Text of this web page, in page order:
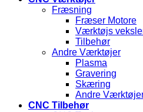
Fræsning
Fræser Motore
Værktøjs
Tilbehør
Andre Værktøjer
Plasma
Gravering
Skæring
Andre
CNC Tilbehør